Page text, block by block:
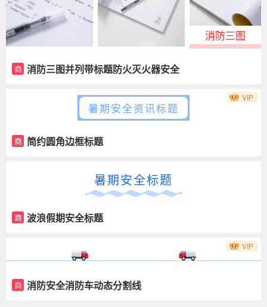
消防三图
商 消防三图并列带标题防火灭火器安全
暑期安全资讯标题
商 简约圆角边框标题
VIP
暑期安全标题
商 波浪假期安全标题
商 消防安全消防车动态分割线
VIP